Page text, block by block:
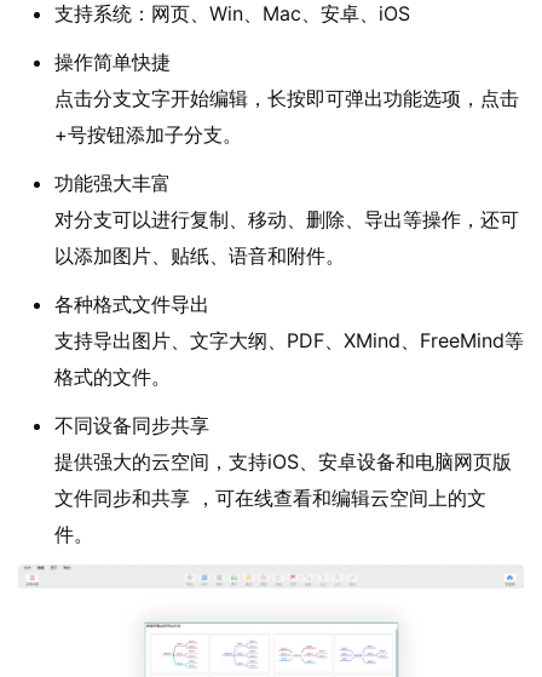
支持系统：网页、Win、Mac、安卓、iOS
操作简单快捷
点击分支文字开始编辑，长按即可弹出功能选项，点击
+号按钮添加子分支。
功能强大丰富
对分支可以进行复制、移动、删除、导出等操作，还可
以添加图片、贴纸、语音和附件。
各种格式文件导出
支持导出图片、文字大纲、PDF、XMind、FreeMind等
格式的文件。
不同设备同步共享
提供强大的云空间，支持iOS、安卓设备和电脑网页版
文件同步和共享 ，可在线查看和编辑云空间上的文
件。